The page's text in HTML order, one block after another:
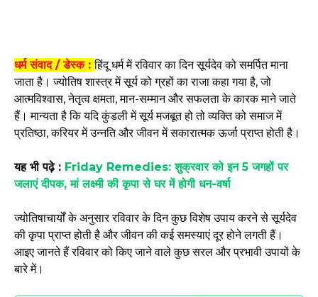
धर्म संवाद / डेस्क :हिंदू धर्म में रविवार का दिन सूर्यदेव को समर्पित माना
जाता है। ज्योतिष शास्त्र में सूर्य को ग्रहों का राजा कहा गया है, जो
आत्मविश्वास, नेतृत्व क्षमता, मान-सम्मान और सफलता के कारक माने जाते
हैं। मान्यता है कि यदि कुंडली में सूर्य मजबूत हो तो व्यक्ति को समाज में
प्रतिष्ठा, करियर में उन्नति और जीवन में सकारात्मक ऊर्जा प्राप्त होती है।
यह भी पढ़े : Friday Remedies: शुक्रवार को इन 5 जगहों पर
जलाएं दीपक, मां लक्ष्मी की कृपा से घर में होगी धन-वर्षा
ज्योतिषाचार्यों के अनुसार रविवार के दिन कुछ विशेष उपाय करने से सूर्यदेव
की कृपा प्राप्त होती है और जीवन की कई समस्याएं दूर होने लगती हैं।
आइए जानते हैं रविवार को किए जाने वाले कुछ सरल और प्रभावी उपायों के
बारे में।